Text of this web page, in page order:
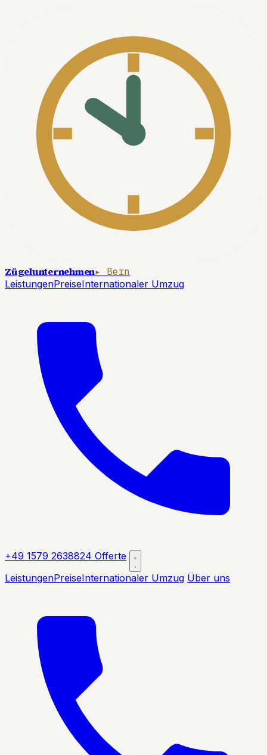
Zügelunternehmen▸ Bern
LeistungenPreiseInternationaler Umzug
+49 1579 2638824 Offerte
LeistungenPreiseInternationaler Umzug Über uns